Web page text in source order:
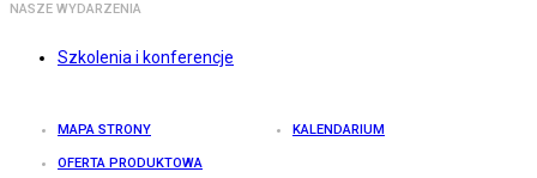
NASZE WYDARZENIA
Szkolenia i konferencje
MAPA STRONY KALENDARIUM
OFERTA PRODUKTOWA